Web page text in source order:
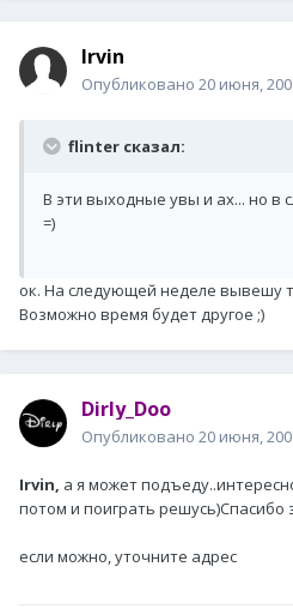
Irvin
Опубликовано 20 июня,
flinter сказал:
В эти выходные увы и ах... но в
=)
ок. На следующей неделе вывешу
Возможно время будет другое ;)
Dirly_Doo
Опубликовано 20 июня,
Irvin, а я может
потом и поиграть решусь)Спасибо
если можно, уточните адрес